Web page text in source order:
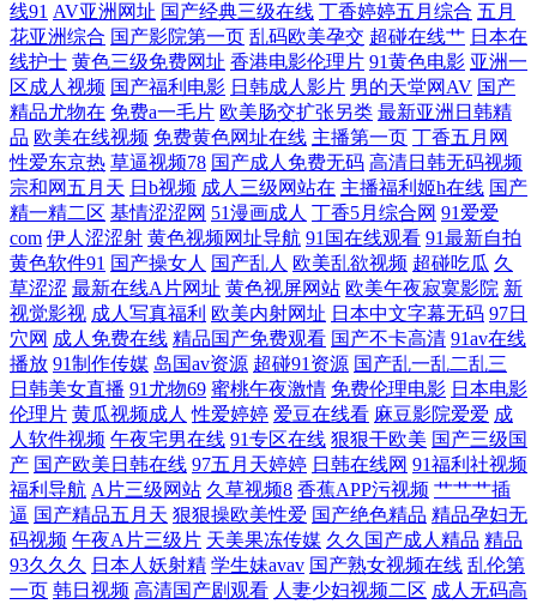
毛片在线观看 精品不卡一区二区 这里只有精品99 免费看的www 91热在线
观看精品 青柠影院免费观看 高清免费观看在线播放电视剧 亚洲Av人人澡
人人爽 好吊在线 在线观看三级 日产学生妹在线观看 欧美丰满大龄妇妇高
潮 久热精品视频在线播放 久久人人超碰在线观看 国产婬乱视频 国产精品
香蕉有码视频 www91操cc亚洲 91线上观看 亚洲一二三 午夜免费影院 我的
小后妈高清观看 善良的儿媳 日本一区二区三区四区五区成人大片免费播
放网站 欧美性爱一区二区综合 精品高朝 在线观看无 泥巴影院 电影大全
500部免费观看 婷婷综合丝袜乱伦 亚洲一区欧美综合 天堂中文在 久国产
久国产久久久 91短视频版 97人妻人人操 一个人看 日韩欧美亚洲国产中文
字幕 日韩欧美综合 在线观看免费视频 国产在线观看清码视频 国产日韩操
线91 AV亚洲网址 国产经典三级在线 丁香婷婷五月综合 五月
花亚洲综合 国产影院第一页 乱码欧美孕交 超碰在线艹 日本在
线护士 黄色三级免费网址 香港电影伦理片 91黄色电影 亚洲一
区成人视频 国产福利电影 日韩成人影片 男的天堂网AV 国产
精品尤物在 免费a一毛片 欧美肠交扩张另类 最新亚洲日韩精
品 欧美在线视频 免费黄色网址在线 主播第一页 丁香五月网
性爱东京热 草逼视频78 国产成人免费无码 高清日韩无码视频
宗和网五月天 日b视频 成人三级网站在 主播福利姬h在线 国产
精一精二区 基情涩涩网 51漫画成人 丁香5月综合网 91爱爱
com 伊人涩涩射 黄色视频网址导航 91国在线观看 91最新自拍
黄色软件91 国产操女人 国产乱人 欧美乱欲视频 超碰吃瓜 久
草涩涩 最新在线A片网址 黄色视屏网站 欧美午夜寂寞影院 新
视觉影视 成人写真福利 欧美内射网址 日本中文字幕无码 97日
穴网 成人免费在线 精品国产免费观看 国产不卡高清 91av在线
播放 91制作传媒 岛国av资源 超碰91资源 国产乱一乱二乱三
日韩美女直播 91尤物69 蜜桃午夜激情 免费伦理电影 日本电影
伦理片 黄瓜视频成人 性爱婷婷 爱豆在线看 麻豆影院爱爱 成
人软件视频 午夜宅男在线 91专区在线 狠狠干欧美 国产三级国
产 国产欧美日韩在线 97五月天婷婷 日韩在线网 91福利社视频
福利导航 A片三级网站 久草视频8 香蕉APP污视频 艹艹艹插
逼 国产精品五月天 狠狠操欧美性爱 国产绝色精品 精品孕妇无
码视频 午夜A片三级片 天美果冻传媒 久久国产成人精品 精品
93久久久
日本人妖射精 学生妹avav 国产熟女视频在线 乱伦第
一页 韩日视频 高清国产剧观看 人妻少妇视频二区 成人无码高